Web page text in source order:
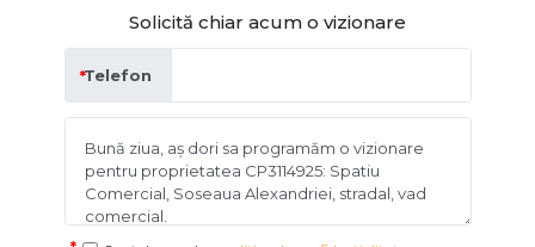
Solicită chiar acum o vizionare
Telefon